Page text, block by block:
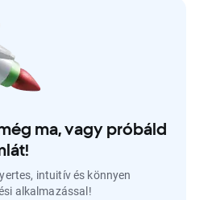
ma, vagy próbáld
intuitív és könnyen
alkalmazással!